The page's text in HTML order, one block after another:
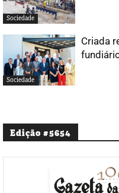
Sociedade
Sociedade
Criada
Edição #5654